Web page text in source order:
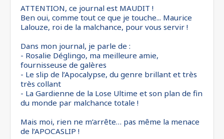
ATTENTION, ce journal est MAUDIT !
Ben oui, comme tout ce que je touche... Maurice
Lalouze, roi de la malchance, pour vous servir !
Dans mon journal, je parle de :
- Rosalie Déglingo, ma meilleure amie,
fournisseuse de galères
- Le slip de l’Apocalypse, du genre brillant et très
très collant
- La Gardienne de la Lose Ultime et son plan de fin
du monde par malchance totale !
Mais moi, rien ne m’arrête… pas même la menace
de l’APOCASLIP !